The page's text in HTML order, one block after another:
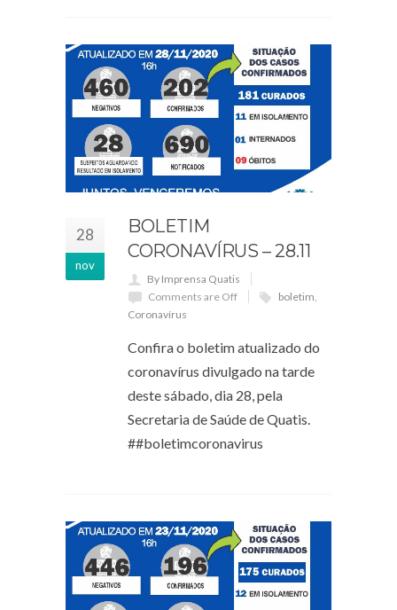
28
nov
BOLETIM
CORONAVÍRUS – 28.11
By Imprensa Quatis
Comments are Off
boletim
Coronavírus
Confira o boletim atualizado do
coronavírus divulgado na tarde
deste sábado, dia 28, pela
Secretaria de Saúde de Quatis.
##boletimcoronavirus